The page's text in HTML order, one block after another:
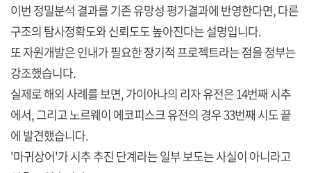
이번 정밀분석 결과를 기존 유망성 평가결과에 반영한다면, 다른
구조의 탐사정확도와 신뢰도도 높아진다는 설명입니다.
또 자원개발은 인내가 필요한 장기적 프로젝트라는 점을 정부는
강조했습니다.
실제로 해외 사례를 보면, 가이아나의 리자 유전은 14번째 시추
에서, 그리고 노르웨이 에코피스크 유전의 경우 33번째 시도 끝
에 발견했습니다.
'마귀상어'가 시추 추진 단계라는 일부 보도는 사실이 아니라고